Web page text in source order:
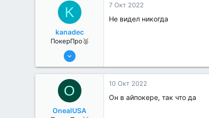
K
kanadec
ПокерПро🥈
17 Авг 2022
0
7 Окт 2022
Не видел никогда
O
OnealUSA
10 Окт 2022
Он в айпокере, так что да